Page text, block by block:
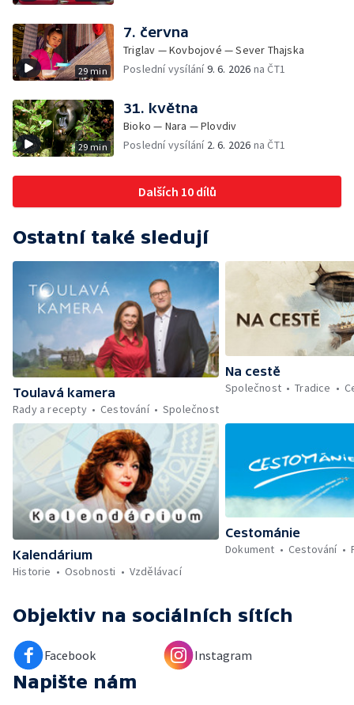
29 min
7. června
Triglav — Kovbojové — Sever Thajska
Poslední vysílání9. 6. 2026 na ČT1
29 min
31. května
Bioko — Nara — Plovdiv
Poslední vysílání 2. 6. 2026 na ČT1
Dalších 10 dílů
Ostatní také sledují
Toulavá kamera
Rady a recepty
Cestování Společnost
Na cestě
Společnost
Tradice
Kalendárium
Historie
Osobnosti Vzdělávací
Cestománie
Dokument
Cestování
Objektiv na sociálních sítích
Facebook Instagram
Napište nám